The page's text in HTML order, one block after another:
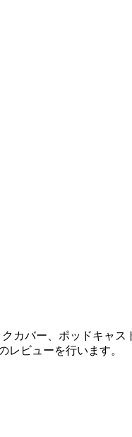
カバー、ポッドキャス
レビューを行います。